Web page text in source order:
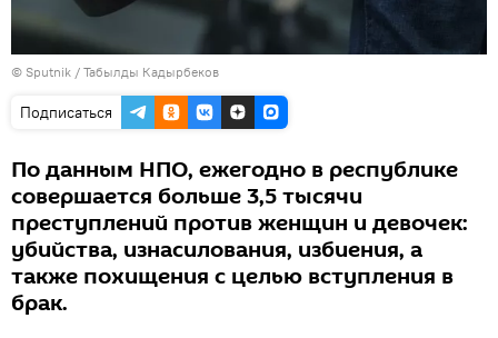
© Sputnik / Табылды Кадырбеков
Подписаться
По данным НПО, ежегодно в республике
совершается больше 3,5 тысячи
преступлений против женщин и девочек:
убийства, изнасилования, избиения, а
также похищения с целью вступления в
брак.